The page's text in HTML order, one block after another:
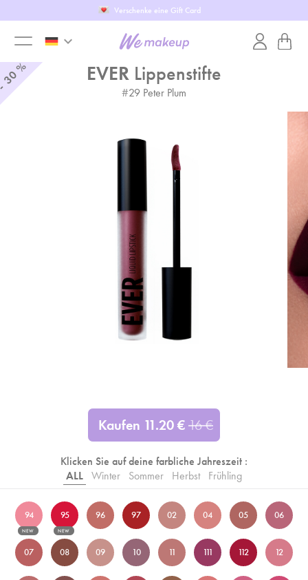
Verschenke eine Gift Card
toggle
keyboard_arrow_down
% EVER Lippenstifte
#29 Peter Plum
Kaufen 11.20€16€
Klicken Sie auf deine farbliche Jahreszeit :
ALL Winter Sommer Herbst Frühling
94
NEW
95
NEW
96 97 02 04 05 06
07 08 09 10 11 111 112 12